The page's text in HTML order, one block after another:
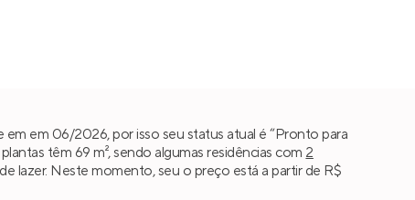
em em 06/2026, por isso seu status atual é “Pronto para
têm 69 m², sendo algumas residências com 2
lazer. Neste momento, seu o preço está a partir de R$